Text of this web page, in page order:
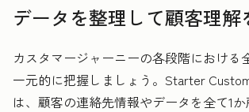
データを整理して顧客理解
カスタマージャーニーの各段階における
一元的に把握しましょう。Starter
は、顧客の連絡先情報やデータを全て1